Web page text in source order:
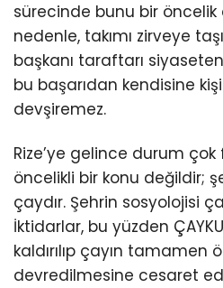
sürecinde bunu bir öncelik
nedenle, takımı zirveye
başkanı taraftarı
bu başarıdan kendisine
devşiremez.
Rize’ye gelince durum çok
öncelikli bir konu değildir;
çaydır. Şehrin sosyolojisi
İktidarlar, bu yüzden
kaldırılıp çayın tamamen
devredilmesine cesaret